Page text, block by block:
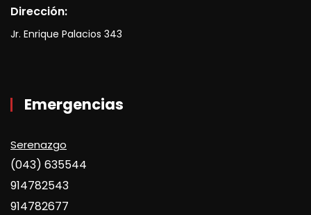
Dirección:
Jr. Enrique Palacios 343
Emergencias
Serenazgo
(043) 635544
914782543
914782677